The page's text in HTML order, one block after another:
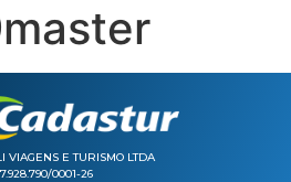
VIAGENS E TURISMO LTDA
0001-26